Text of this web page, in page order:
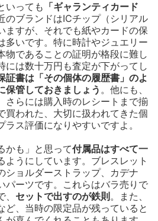
いっても 「ギャランティカード
のブランドはICチップ（シリアル
ますが、それでも紙やカードの保
多いです。特に時計やジュエリー
物であることの証明が格段に難し
には数十万円も査定が下がってし
証書は「その個体の履歴書」のよ
保管しておきましょう 。他にも、
さらには購入時のレシートまで揃
買われた、大切に扱われてきた個
ス評価になりやすいですよ。
かも」と思って付属品はすべて一
ようにしています。ブレスレット
ショルダーストラップ、カデナ
パーツです。これらはバラ売りで
セットで出すのが鉄則 。また、
ど、当時の限定品が残っていると